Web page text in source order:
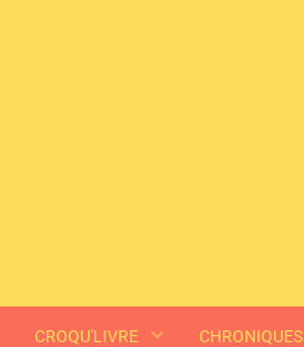
CROQU'LIVRE CHRONIQUES